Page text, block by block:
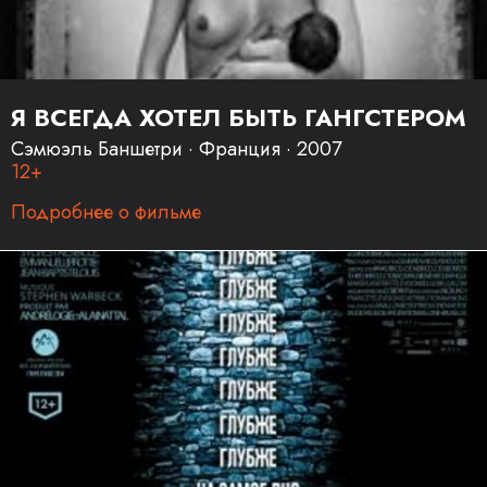
Я ВСЕГДА ХОТЕЛ БЫТЬ ГАНГСТЕРОМ
Сэмюэль Баншетри · Франция · 2007
12+
Подробнее о фильме